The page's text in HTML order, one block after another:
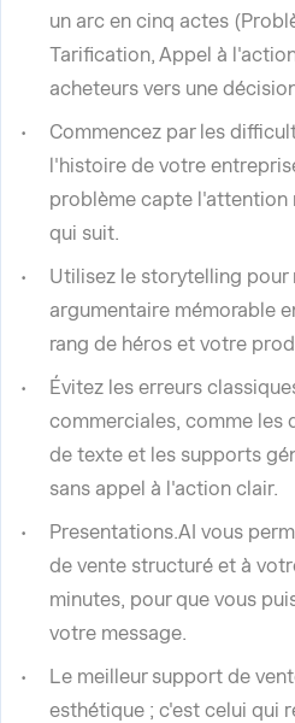
un arc en cinq actes
Tarification, Appel à
acheteurs vers une
Commencez par les
l'histoire de votre
problème capte l'attention
qui suit.
Utilisez le storytelling pour
argumentaire mémorable
rang de héros et votre
Évitez les erreurs
commerciales, comme les
de texte et les supports
sans appel à l'action clair.
Presentations.AI vous
de vente structuré et à
minutes, pour que vous
votre message.
Le meilleur support de
esthétique ; c'est celui qui